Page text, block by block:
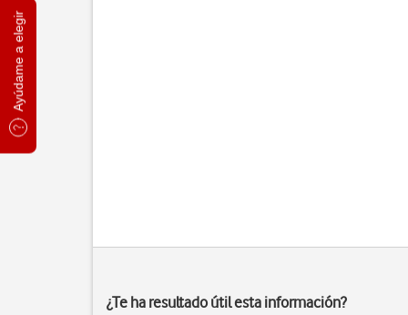
Ayúdame a elegir
¿Te ha resultado útil esta información?